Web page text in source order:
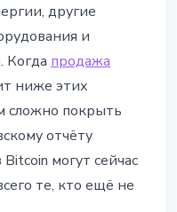
другие
и
Когда продажа
ниже этих
сложно покрыть
отчёту
могут сейчас
те, кто ещё не